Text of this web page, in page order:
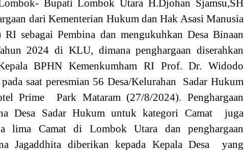
Bupati Lombok Utara H.Djohan Sjamsu,SH
dari Kementerian Hukum dan Hak Asasi Manusia
RI sebagai Pembina dan mengukuhkan Desa Binaan
2024 di KLU, dimana penghargaan diserahkan
BPHN Kemenkumham RI Prof. Dr. Widodo
saat peresmian 56 Desa/Kelurahan Sadar Hukum
Prime Park Mataram (27/8/2024). Penghargaan
Desa Sadar Hukum untuk kategori Camat juga
lima Camat di Lombok Utara dan penghargaan
Jagaddhita diberikan kepada Kepala Desa yang